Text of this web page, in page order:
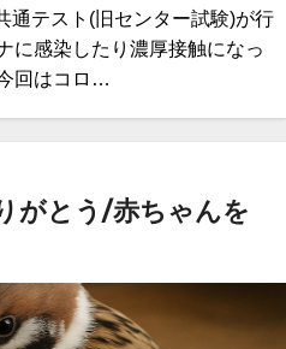
通テスト(旧センター試験)が行
に感染したり濃厚接触になっ
回はコロ…
がとう/赤ちゃんを